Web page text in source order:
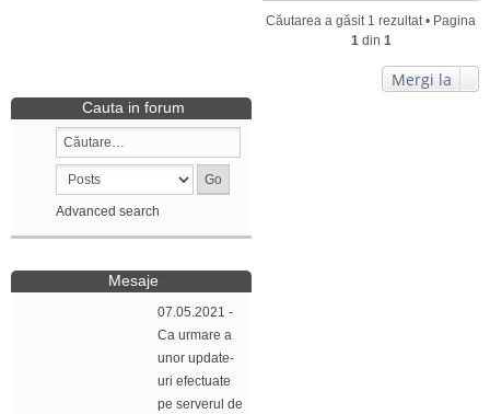
Căutarea a găsit 1 rezultat • Pagina
1din 1
Mergi la
Cauta in forum
Advanced search
Mesaje
07.05.2021 -
Ca urmare a
unor update-
uri efectuate
pe serverul de